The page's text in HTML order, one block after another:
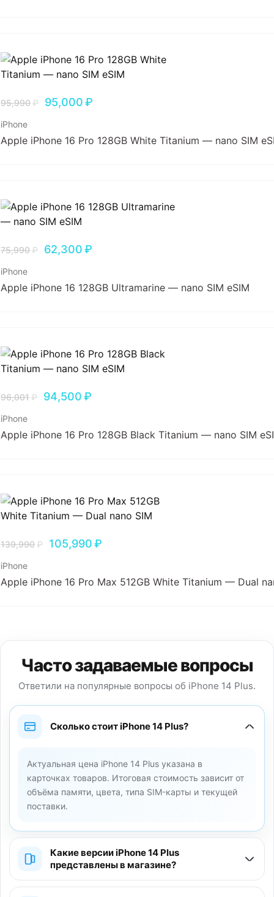
95,990₽ 95,000₽
iPhone
Apple iPhone 16 Pro 128GB White Titanium — nano SIM
75,990₽ 62,300₽
iPhone
Apple iPhone 16 128GB Ultramarine — nano SIM eSIM
96,001₽ 94,500₽
iPhone
Apple iPhone 16 Pro 128GB Black Titanium — nano SIM
139,990₽ 105,990₽
iPhone
Apple iPhone 16 Pro Max 512GB White Titanium — Dual
Часто задаваемые вопросы
Ответили на популярные вопросы об iPhone 14 Plus.
Сколько стоит iPhone 14 Plus?
Актуальная цена iPhone 14 Plus указана в
карточках товаров. Итоговая стоимость зависит от
объёма памяти, цвета, типа SIM-карты и текущей
поставки.
Какие версии iPhone 14 Plus
представлены в магазине?